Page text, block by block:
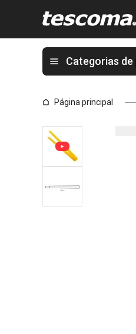
Categorias
Página principal